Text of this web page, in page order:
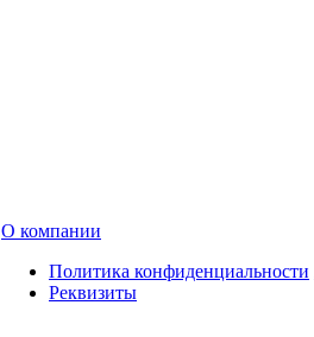
О компании
Политика конфиденциальности
Реквизиты